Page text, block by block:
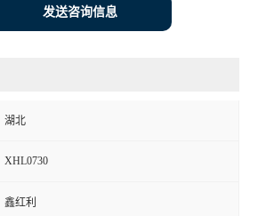
发送咨询信息
湖北
XHL0730
鑫红利